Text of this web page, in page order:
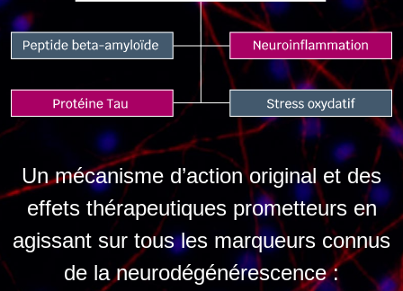
Un mécanisme d’action original et des
effets thérapeutiques prometteurs en
agissant sur tous les marqueurs connus
de la neurodégénérescence :